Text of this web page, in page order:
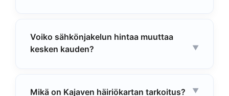
Voiko sähkönjakelun hintaa muuttaa
kesken kauden?
Mikä on Kajaven häiriökartan tarkoitus?